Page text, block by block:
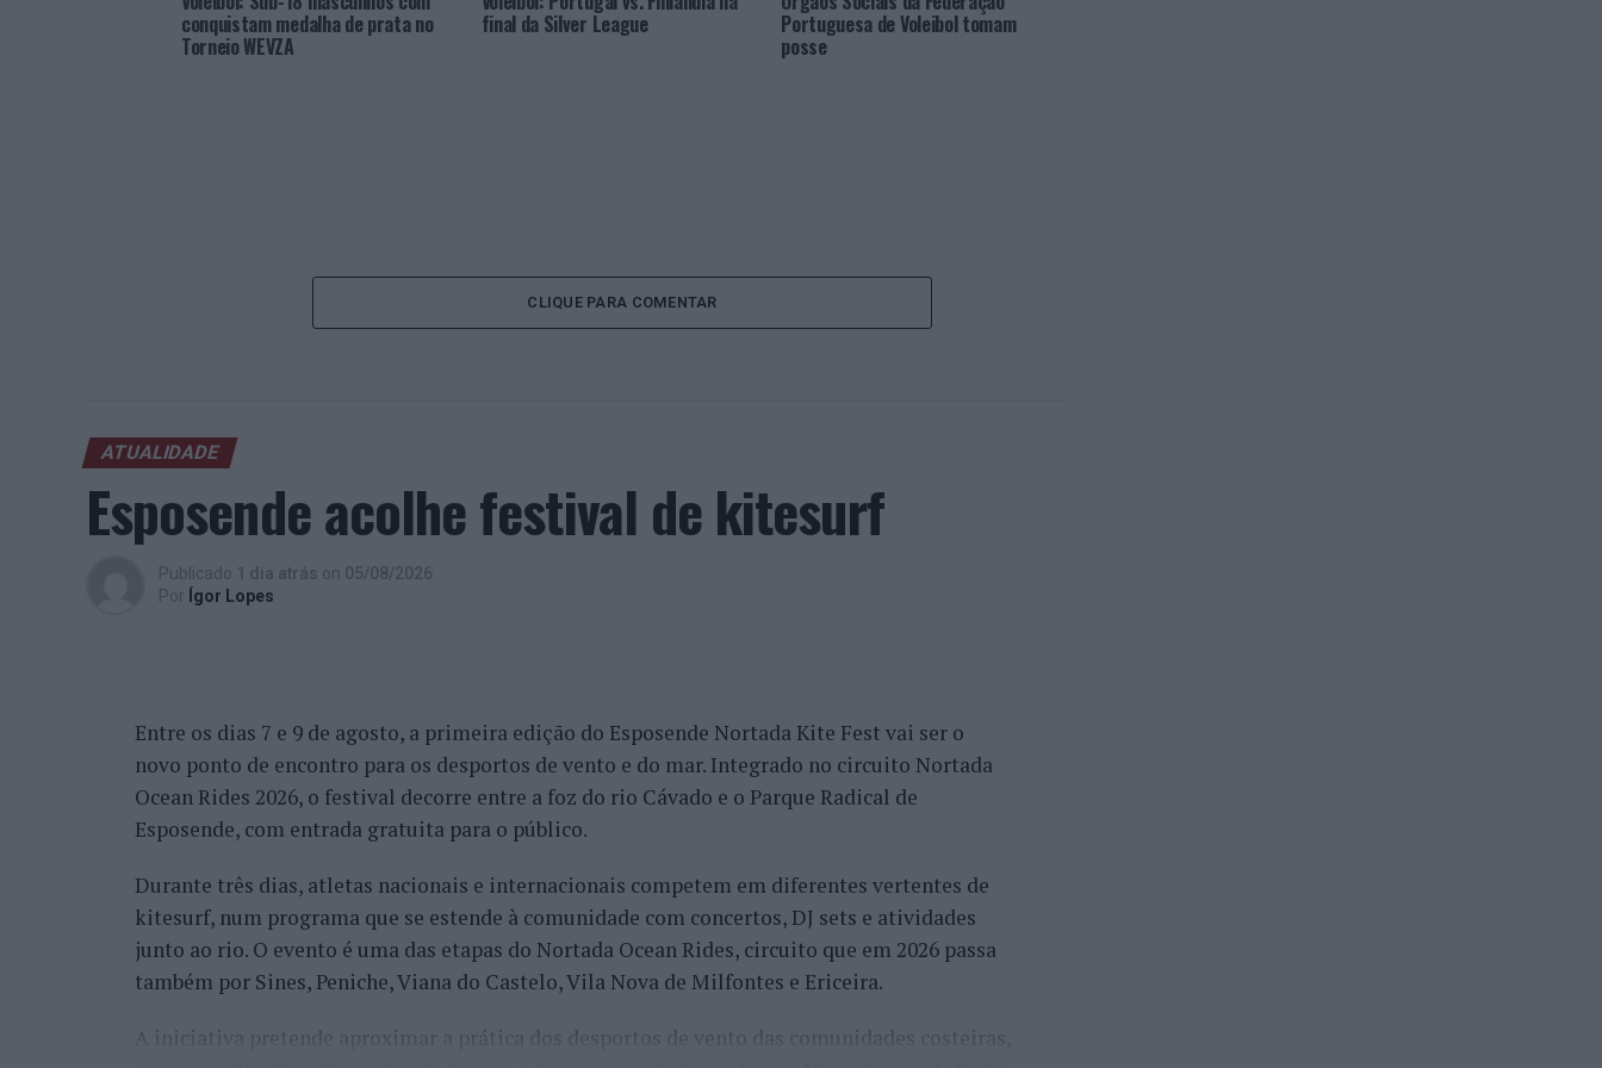
conquistam medalha de prata no
Torneio WEVZA
final da Silver League Portuguesa de Voleibol tomam
posse
CLIQUE PARA COMENTAR
ATUALIDADE
Esposende acolhe festival de kitesurf
Publicado 1 dia atrás on 05/08/2026
Por Ígor Lopes
Entre os dias 7 e 9 de agosto, a primeira edição do Esposende Nortada Kite Fest vai ser o
novo ponto de encontro para os desportos de vento e do mar. Integrado no circuito Nortada
Ocean Rides 2026, o festival decorre entre a foz do rio Cávado e o Parque Radical de
Esposende, com entrada gratuita para o público.
Durante três dias, atletas nacionais e internacionais competem em diferentes vertentes de
kitesurf, num programa que se estende à comunidade com concertos, DJ sets e atividades
junto ao rio. O evento é uma das etapas do Nortada Ocean Rides, circuito que em 2026 passa
também por Sines, Peniche, Viana do Castelo, Vila Nova de Milfontes e Ericeira.
A iniciativa pretende aproximar a prática dos desportos de vento das comunidades costeiras,